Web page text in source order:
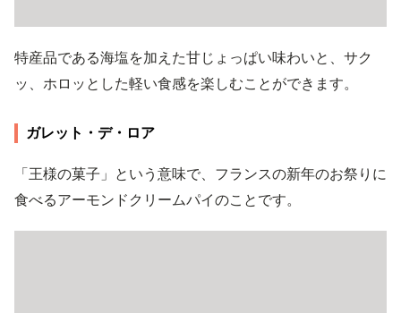
特産品である海塩を加えた甘じょっぱい味わいと、サク
ッ、ホロッとした軽い食感を楽しむことができます。
ガレット・デ・ロア
「王様の菓子」という意味で、フランスの新年のお祭りに
食べるアーモンドクリームパイのことです。